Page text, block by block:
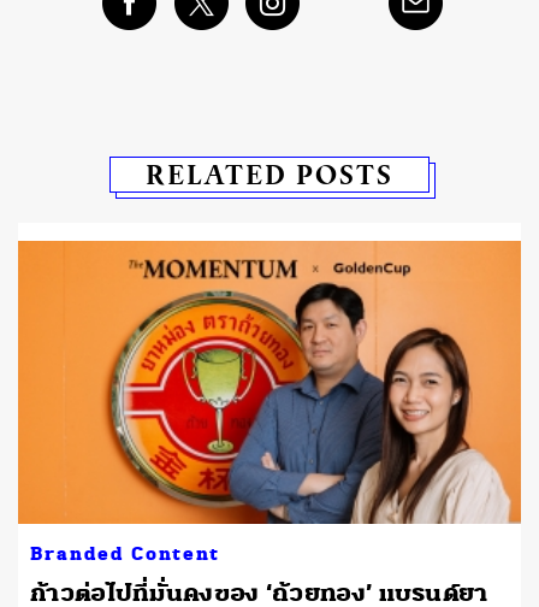
RELATED POSTS
Branded Content
ก้าวต่อไปที่มั่นคงของ ‘ถ้วยทอง’ แบรนด์ยา